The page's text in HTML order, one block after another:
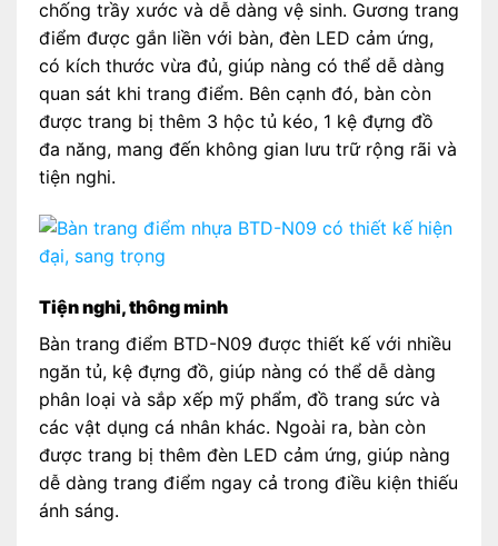
chống trầy xước và dễ dàng vệ sinh. Gương trang
điểm được gắn liền với bàn, đèn LED cảm ứng,
có kích thước vừa đủ, giúp nàng có thể dễ dàng
quan sát khi trang điểm. Bên cạnh đó, bàn còn
được trang bị thêm 3 hộc tủ kéo, 1 kệ đựng đồ
đa năng, mang đến không gian lưu trữ rộng rãi và
tiện nghi.
Tiện nghi, thông minh
Bàn trang điểm BTD-N09 được thiết kế với nhiều
ngăn tủ, kệ đựng đồ, giúp nàng có thể dễ dàng
phân loại và sắp xếp mỹ phẩm, đồ trang sức và
các vật dụng cá nhân khác. Ngoài ra, bàn còn
được trang bị thêm đèn LED cảm ứng, giúp nàng
dễ dàng trang điểm ngay cả trong điều kiện thiếu
ánh sáng.